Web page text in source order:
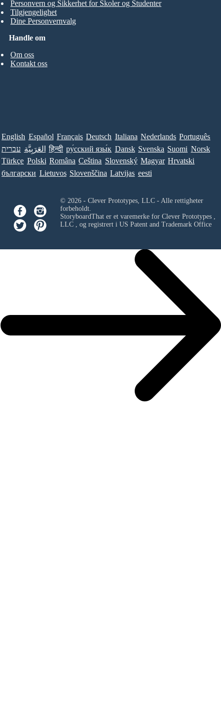
Handle om
Om oss
Kontakt oss
Personvern og Sikkerhet for Skoler og Studenter
Tilgjengelighet
Dine Personvernvalg
English Español Français Deutsch Italiana Nederlands Português
עברית العَرَبِيَّة हिन्दी ру́сский язы́к Dansk Svenska Suomi Norsk
Türkçe Polski Româna Ceština Slovenský Magyar Hrvatski
български Lietuvos Slovenščina Latvijas eesti
© 2026 - Clever Prototypes, LLC - Alle rettigheter
forbeholdt.
StoryboardThat er et varemerke for Clever Prototypes ,
LLC, og registrert i US Patent and Trademark Office